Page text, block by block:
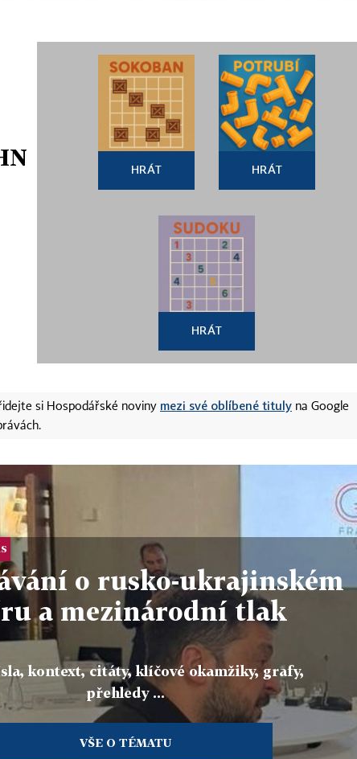
HRÁT HRÁT
HRÁT
si Hospodářské noviny mezi své oblíbené tituly na Google
o rusko-ukrajinském
a mezinárodní tlak
kontext, citáty, klíčové okamžiky, grafy,
přehledy ...
VŠE O TÉMATU